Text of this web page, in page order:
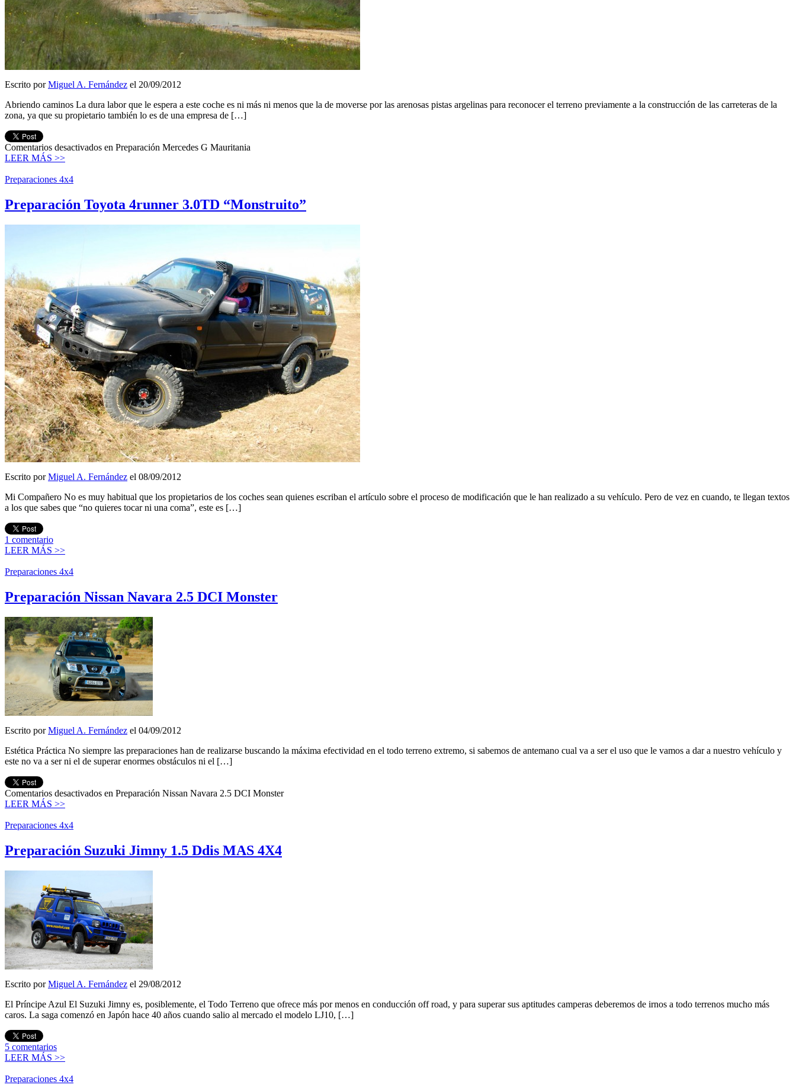
Escrito porMiguel A. Fernández el 20/09/2012
Abriendo caminos La dura labor que le espera a este coche es ni más ni menos que la de moverse por las arenosas pistas argelinas para reconocer el terreno previamente a la construcción de las carreteras de la
zona, ya que su propietario también lo es de una empresa de […]
Comentarios desactivados en Preparación Mercedes G Mauritania
LEER MÁS >>
Preparaciones 4x4
Preparación Toyota 4runner 3.0TD “Monstruito”
Escrito porMiguel A. Fernández el 08/09/2012
Mi Compañero No es muy habitual que los propietarios de los coches sean quienes escriban el artículo sobre el proceso de modificación que le han realizado a su vehículo. Pero de vez en cuando, te llegan textos
a los que sabes que “no quieres tocar ni una coma”, este es […]
1 comentario
LEER MÁS >>
Preparaciones 4x4
Preparación Nissan Navara 2.5 DCI Monster
Escrito porMiguel A. Fernández el 04/09/2012
Estética Práctica No siempre las preparaciones han de realizarse buscando la máxima efectividad en el todo terreno extremo, si sabemos de antemano cual va a ser el uso que le vamos a dar a nuestro vehículo y
este no va a ser ni el de superar enormes obstáculos ni el […]
Comentarios desactivados en Preparación Nissan Navara 2.5 DCI Monster
LEER MÁS >>
Preparaciones 4x4
Preparación Suzuki Jimny 1.5 Ddis MAS 4X4
Escrito porMiguel A. Fernández el 29/08/2012
El Príncipe Azul El Suzuki Jimny es, posiblemente, el Todo Terreno que ofrece más por menos en conducción off road, y para superar sus aptitudes camperas deberemos de irnos a todo terrenos mucho más
caros. La saga comenzó en Japón hace 40 años cuando salio al mercado el modelo LJ10, […]
5 comentarios
LEER MÁS >>
Preparaciones 4x4